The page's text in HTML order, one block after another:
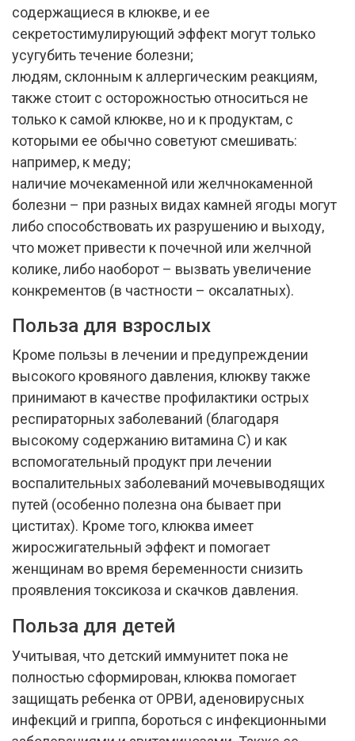
содержащиеся в клюкве, и ее
секретостимулирующий эффект могут только
усугубить течение болезни;
людям, склонным к аллергическим реакциям,
также стоит с осторожностью относиться не
только к самой клюкве, но и к продуктам, с
которыми ее обычно советуют смешивать:
например, к меду;
наличие мочекаменной или желчнокаменной
болезни – при разных видах камней ягоды могут
либо способствовать их разрушению и выходу,
что может привести к почечной или желчной
колике, либо наоборот – вызвать увеличение
конкрементов (в частности – оксалатных).
Польза для взрослых
Кроме пользы в лечении и предупреждении
высокого кровяного давления, клюкву также
принимают в качестве профилактики острых
респираторных заболеваний (благодаря
высокому содержанию витамина С) и как
вспомогательный продукт при лечении
воспалительных заболеваний мочевыводящих
путей (особенно полезна она бывает при
циститах). Кроме того, клюква имеет
жиросжигательный эффект и помогает
женщинам во время беременности снизить
проявления токсикоза и скачков давления.
Польза для детей
Учитывая, что детский иммунитет пока не
полностью сформирован, клюква помогает
защищать ребенка от ОРВИ, аденовирусных
инфекций и гриппа, бороться с инфекционными